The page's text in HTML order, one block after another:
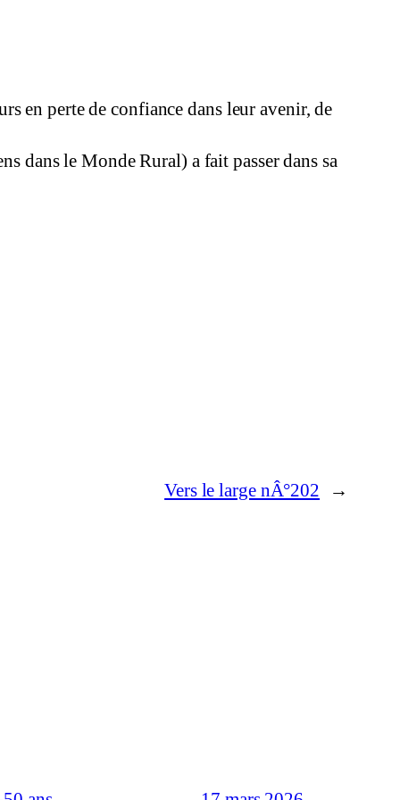
en perte de confiance dans leur avenir, de
dans le Monde Rural) a fait passer dans sa
Vers le large nÂ°202 →